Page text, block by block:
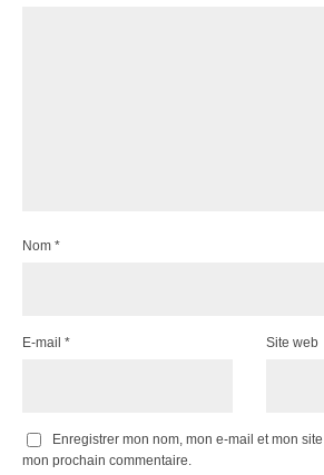
Nom *
E-mail * Site web
Enregistrer mon nom, mon e-mail et mon
mon prochain commentaire.